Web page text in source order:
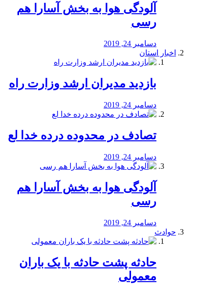
آلودگی هوا به بخش آسارا هم
رسی
دسامبر 24, 2019
اخبار استان
بازدید مدیران ارشد وزارت راه
دسامبر 24, 2019
تصادف در محدوده درده خدا لع
دسامبر 24, 2019
آلودگی هوا به بخش آسارا هم
رسی
دسامبر 24, 2019
حوادث
️حادثه پشت حادثه با یک باران
معمولی